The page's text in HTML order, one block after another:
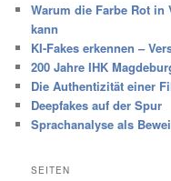
Warum die Farbe Rot in
kann
KI-Fakes erkennen –
200 Jahre IHK
Die Authentizität einer
Deepfakes auf der Spur
Sprachanalyse als
SEITEN